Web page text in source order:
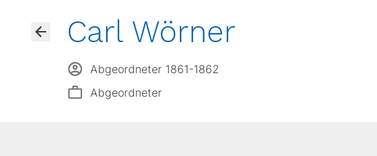
Carl Wörner
Abgeordneter 1861-1862
Abgeordneter